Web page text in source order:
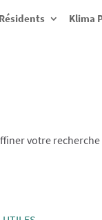
Klima
votre